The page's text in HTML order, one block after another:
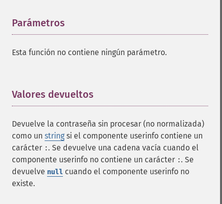
Parámetros
Esta función no contiene ningún parámetro.
Valores devueltos
Devuelve la contraseña sin procesar (no normalizada)
como un string si el componente userinfo contiene un
carácter :. Se devuelve una cadena vacía cuando el
componente userinfo no contiene un carácter :. Se
devuelve null cuando el componente userinfo no
existe.